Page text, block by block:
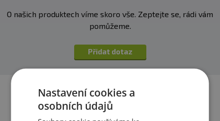
vady vzniklé nevhodným skladováním a použitím.
zvýrazněny.
O našich produktech víme skoro vše. Zeptejte se, rádi vám
pomůžeme.
Přidat dotaz
Nastavení cookies a
osobních údajů